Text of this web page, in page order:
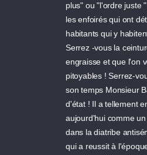
plus" ou "l'ordre juste
les enfoirés qui ont
habitants qui y
Serrez -vous la
engraisse et que l'on
pitoyables ! Serrez-
son temps Monsieur
d'état ! Il a tellement
aujourd'hui comme
dans la diatribe
qui a reussit à